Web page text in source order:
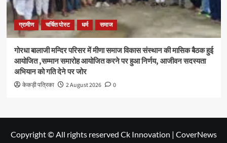
ग्रामीण चर्चित पोस्ट धर्म समाज
गोरधा बालाजी मन्दिर परिसर में मीणा समाज विकास संस्थान की मासिक बैठक हुई
आयोजित ,सम्मान समारोह आयोजित करने पर हुआ निर्णय, आजीवन सदस्यता
अभियान को गति देने पर जोर
केकड़ी पत्रिका 2 August 2026 0
Copyright © All rights reserved Ck Innovation | CoverNews